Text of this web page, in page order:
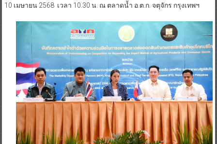
10 เมษายน 2568 เวลา 10.30 น. ณ ตลาดน้ำ อ.ต.ก. จตุจักร กรุงเทพฯ